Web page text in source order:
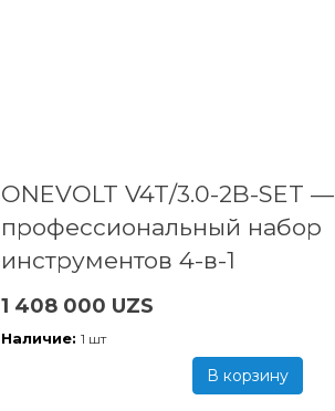
ONEVOLT V4T/3.0-2B-SET —
профессиональный набор
инструментов 4-в-1
1 408 000 UZS
Наличие: 1 шт
В корзину